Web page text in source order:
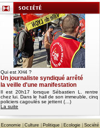
Qui est XH4 ?
Un journaliste syndiqué arrêté
la veille d'une manifestation
Il est 20h17 lorsque Sébastien L. rentre
chez lui. Dans le hall de son immeuble, cinq
policiers cagoulés se jettent (…)
La suite
Economie Culture Politique Ecologie Société